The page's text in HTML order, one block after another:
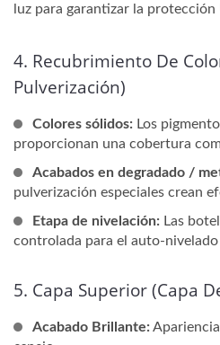
luz para garantizar la protección
4. Recubrimiento De
Pulverización)
Colores sólidos: Los
proporcionan una cobertura
Acabados en degradado /
pulverización especiales crean
Etapa de nivelación: Las
controlada para el auto-nivelado
5. Capa Superior (Capa
Acabado Brillante: